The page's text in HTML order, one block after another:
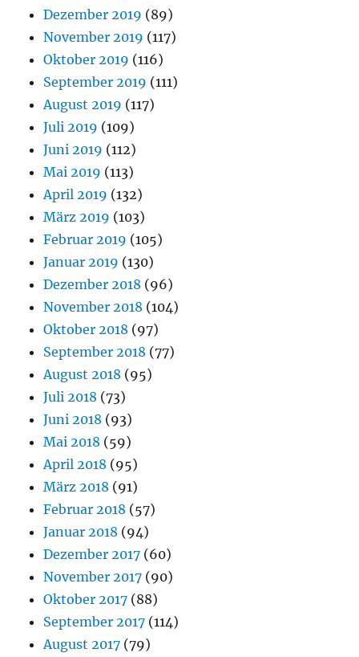
Dezember 2019 (89)
November 2019 (117)
Oktober 2019 (116)
September 2019 (111)
August 2019 (117)
Juli 2019 (109)
Juni 2019 (112)
Mai 2019 (113)
April 2019 (132)
März 2019 (103)
Februar 2019 (105)
Januar 2019 (130)
Dezember 2018 (96)
November 2018 (104)
Oktober 2018 (97)
September 2018 (77)
August 2018 (95)
Juli 2018 (73)
Juni 2018 (93)
Mai 2018 (59)
April 2018 (95)
März 2018 (91)
Februar 2018 (57)
Januar 2018 (94)
Dezember 2017 (60)
November 2017 (90)
Oktober 2017 (88)
September 2017 (114)
August 2017 (79)